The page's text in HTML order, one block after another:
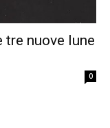
nuove lune
0